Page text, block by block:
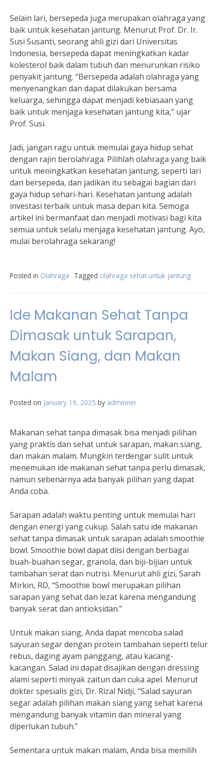
Selain lari, bersepeda juga merupakan olahraga yang
baik untuk kesehatan jantung. Menurut Prof. Dr. Ir.
Susi Susanti, seorang ahli gizi dari Universitas
Indonesia, bersepeda dapat meningkatkan kadar
kolesterol baik dalam tubuh dan menurunkan risiko
penyakit jantung. “Bersepeda adalah olahraga yang
menyenangkan dan dapat dilakukan bersama
keluarga, sehingga dapat menjadi kebiasaan yang
baik untuk menjaga kesehatan jantung kita,” ujar
Prof. Susi.
Jadi, jangan ragu untuk memulai gaya hidup sehat
dengan rajin berolahraga. Pilihlah olahraga yang baik
untuk meningkatkan kesehatan jantung, seperti lari
dan bersepeda, dan jadikan itu sebagai bagian dari
gaya hidup sehari-hari. Kesehatan jantung adalah
investasi terbaik untuk masa depan kita. Semoga
artikel ini bermanfaat dan menjadi motivasi bagi kita
semua untuk selalu menjaga kesehatan jantung. Ayo,
mulai berolahraga sekarang!
Posted in Olahraga Tagged olahraga sehat untuk jantung
Ide Makanan Sehat Tanpa
Dimasak untuk Sarapan,
Makan Siang, dan Makan
Malam
Posted on January 19, 2025 by adminnei
Makanan sehat tanpa dimasak bisa menjadi pilihan
yang praktis dan sehat untuk sarapan, makan siang,
dan makan malam. Mungkin terdengar sulit untuk
menemukan ide makanan sehat tanpa perlu dimasak,
namun sebenarnya ada banyak pilihan yang dapat
Anda coba.
Sarapan adalah waktu penting untuk memulai hari
dengan energi yang cukup. Salah satu ide makanan
sehat tanpa dimasak untuk sarapan adalah smoothie
bowl. Smoothie bowl dapat diisi dengan berbagai
buah-buahan segar, granola, dan biji-bijian untuk
tambahan serat dan nutrisi. Menurut ahli gizi, Sarah
Mirkin, RD, “Smoothie bowl merupakan pilihan
sarapan yang sehat dan lezat karena mengandung
banyak serat dan antioksidan.”
Untuk makan siang, Anda dapat mencoba salad
sayuran segar dengan protein tambahan seperti telur
rebus, daging ayam panggang, atau kacang-
kacangan. Salad ini dapat disajikan dengan dressing
alami seperti minyak zaitun dan cuka apel. Menurut
dokter spesialis gizi, Dr. Rizal Nidji, “Salad sayuran
segar adalah pilihan makan siang yang sehat karena
mengandung banyak vitamin dan mineral yang
diperlukan tubuh.”
Sementara untuk makan malam, Anda bisa memilih